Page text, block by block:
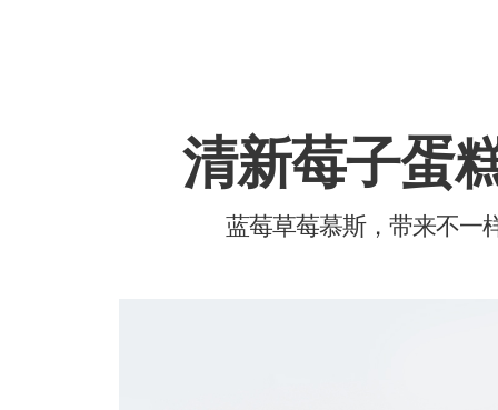
清新莓子蛋
蓝莓草莓慕斯，带来不一